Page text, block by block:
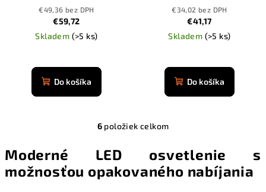
mAh
€49,36 bez DPH
€59,72
Skladem (>5 ks)
hodnotenie
produktu
Do košíka
3400 mAh
€34,02 bez DPH
€41,17
Skladem (>5 ks)
hodnotenie
produktu
Do košíka
O
á
6 položiek celkom
Moderné LED osvetlenie s
možnosťou opakovaného nabíjania